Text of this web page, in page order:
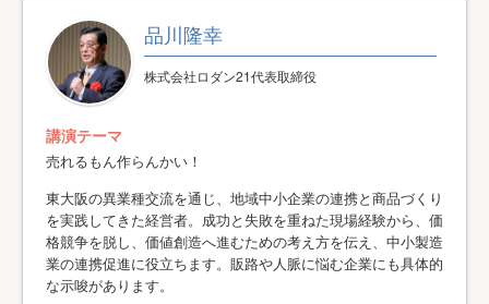
品川隆幸
株式会社ロダン21代表取締役
講演テーマ
売れるもん作らんかい！
東大阪の異業種交流を通じ、地域中小企業の連携と商品づくり
を実践してきた経営者。成功と失敗を重ねた現場経験から、価
格競争を脱し、価値創造へ進むための考え方を伝え、中小製造
業の連携促進に役立ちます。販路や人脈に悩む企業にも具体的
な示唆があります。